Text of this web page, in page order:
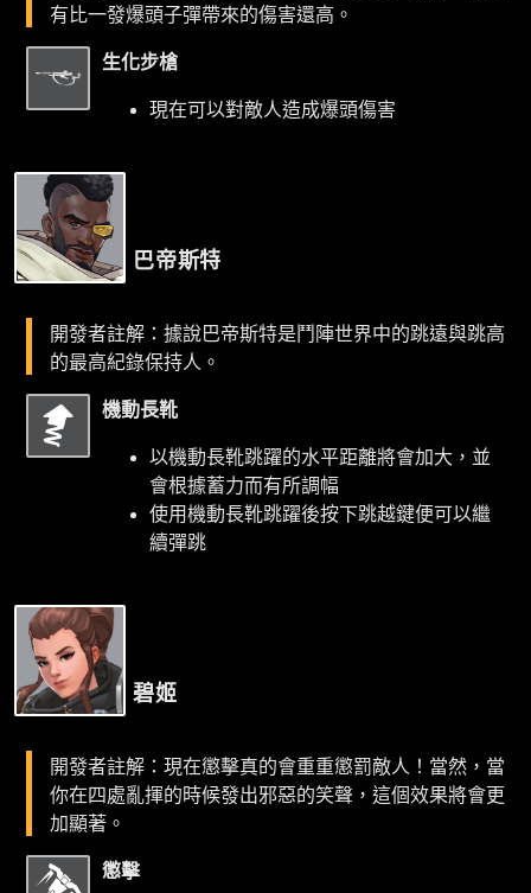
有比一發爆頭子彈帶來的傷害還高。
生化步槍
現在可以對敵人造成爆頭傷害
巴帝斯特
開發者註解：據說巴帝斯特是鬥陣世界中的跳遠與跳高
的最高紀錄保持人。
機動長靴
以機動長靴跳躍的水平距離將會加大，並
會根據蓄力而有所調幅
使用機動長靴跳躍後按下跳越鍵便可以繼
續彈跳
碧姬
開發者註解：現在懲擊真的會重重懲罰敵人！當然，當
你在四處亂揮的時候發出邪惡的笑聲，這個效果將會更
加顯著。
懲擊